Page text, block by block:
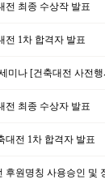
전 최종 수상작 발표
전 1차 합격자 발표
미나 [건축대전 사전
전 최종 수상자 발표
대전 1차 합격자 발표
후원명칭 사용승인 및